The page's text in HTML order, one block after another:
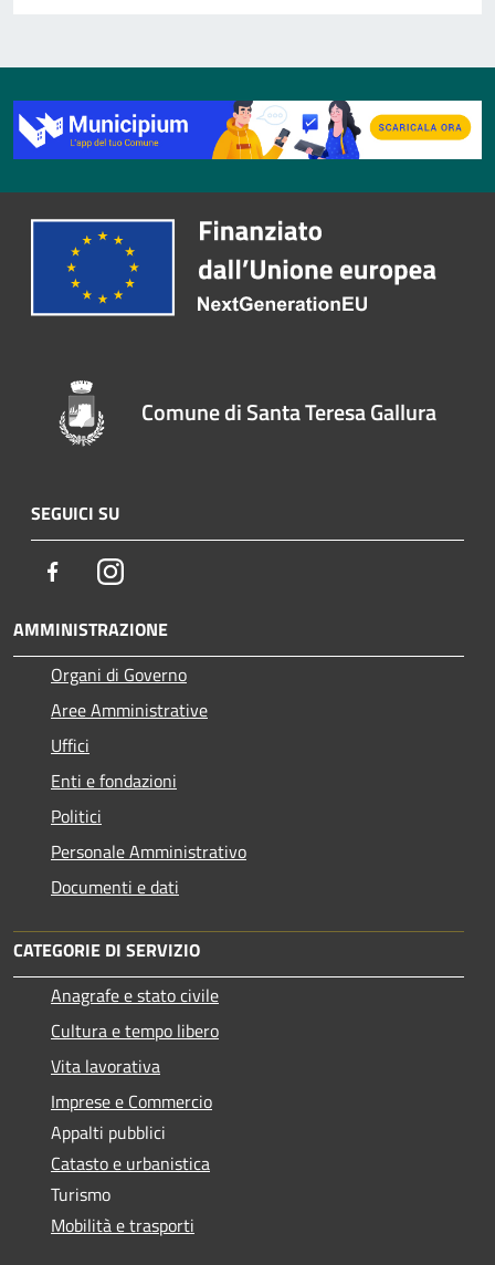
Comune di Santa Teresa Gallura
SEGUICI SU
FacebookInstagram
AMMINISTRAZIONE
Organi di Governo
Aree Amministrative
Uffici
Enti e fondazioni
Politici
Personale Amministrativo
Documenti e dati
CATEGORIE DI SERVIZIO
Anagrafe e stato civile
Cultura e tempo libero
Vita lavorativa
Imprese e Commercio
Appalti pubblici
Catasto e urbanistica
Turismo
Mobilità e trasporti